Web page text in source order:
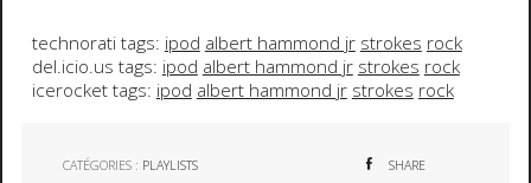
technorati tags: ipod albert hammond jr strokes rock
del.icio.us tags: ipod albert hammond jr strokes rock
icerocket tags: ipod albert hammond jr strokes rock
CATÉGORIES : PLAYLISTS SHARE